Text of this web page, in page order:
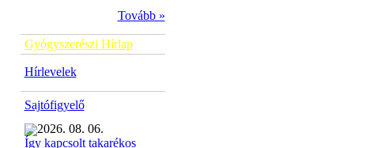
Tovább »
Gyógyszerészi Hírlap
Hírlevelek
Sajtófigyelő
2026. 08. 06.
Így kapcsolt takarékos